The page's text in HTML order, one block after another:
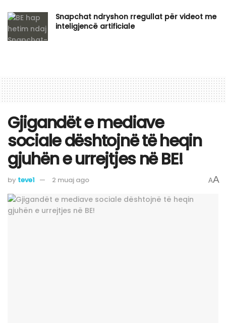
Snapchat ndryshon rregullat për videot me
inteligjencë artificiale
Gjigandët e mediave
sociale dështojnë të heqin
gjuhën e urrejtjes në BE!
by teve1 2 muaj ago AA